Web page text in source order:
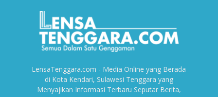
LensaTenggara.com - Media Online yang Berada
di Kota Kendari, Sulawesi Tenggara yang
Menyajikan Informasi Terbaru Seputar Berita,